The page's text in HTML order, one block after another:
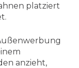
platziert
anzieht,